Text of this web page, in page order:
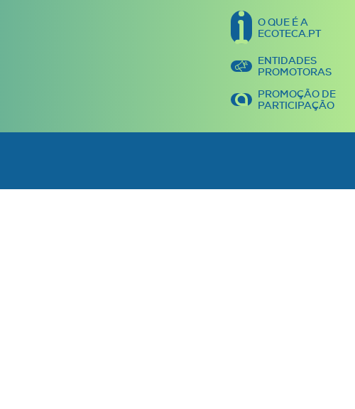
O QUE É A
ECOTECA.PT
ENTIDADES
PROMOTORAS
PROMOÇÃO DE
PARTICIPAÇÃO